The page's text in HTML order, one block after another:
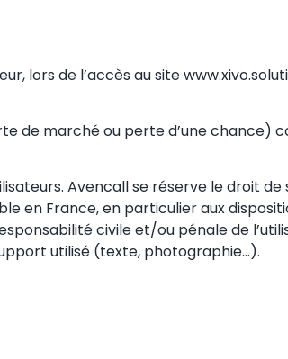
lors de l’accès au site
de marché ou perte d’une chance)
Avencall se réserve le droit de
en France, en particulier aux
civile et/ou pénale de
utilisé (texte, photographie…).